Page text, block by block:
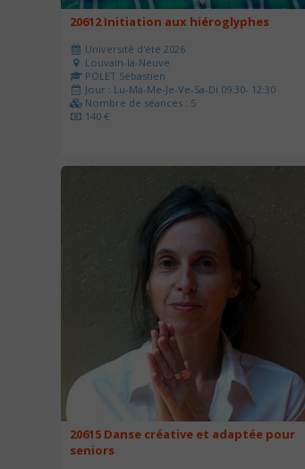
20612 Initiation aux hiéroglyphes
Université d'été 2026
Louvain-la-Neuve
POLET Sébastien
Jour : Lu-Ma-Me-Je-Ve-Sa-Di 09:30- 12:30
Nombre de séances : 5
140 €
20615 Danse créative et adaptée pour
seniors